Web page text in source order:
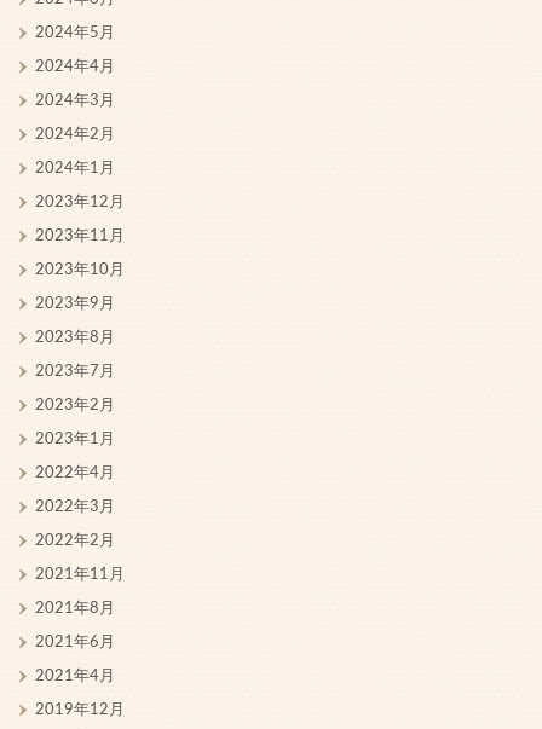
2024年5月
2024年4月
2024年3月
2024年2月
2024年1月
2023年12月
2023年11月
2023年10月
2023年9月
2023年8月
2023年7月
2023年2月
2023年1月
2022年4月
2022年3月
2022年2月
2021年11月
2021年8月
2021年6月
2021年4月
2019年12月